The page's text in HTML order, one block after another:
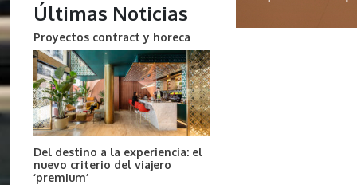
Últimas Noticias
Proyectos contract y horeca
Del destino a la experiencia: el
nuevo criterio del viajero
‘premium’